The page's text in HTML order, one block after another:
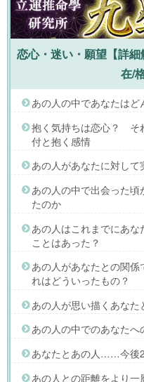
恋心・迷い・願望【詳
在/
あの人の中であなたは
抱く気持ちは恋心？ そ
付と抱く感情
あの人があなたに対し
あの人の中で出会った
たのか
あの人はこれまでにあ
ことはあった？
あの人があなたとの関
れはどういったもの？
あの人が思い描くあな
あの人の中でのあなた
あなたとあの人……今後
あの人との距離をより